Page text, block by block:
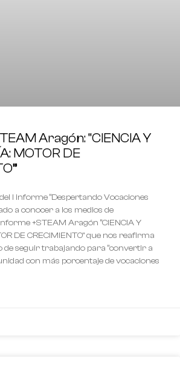
Aragón: “CIENCIA Y
MOTOR DE
I informe “Despertando Vocaciones
a conocer a los medios de
+STEAM Aragón “CIENCIA Y
DE CRECIMIENTO” que nos reafirma
de seguir trabajando para “convertir a
con más porcentaje de vocaciones